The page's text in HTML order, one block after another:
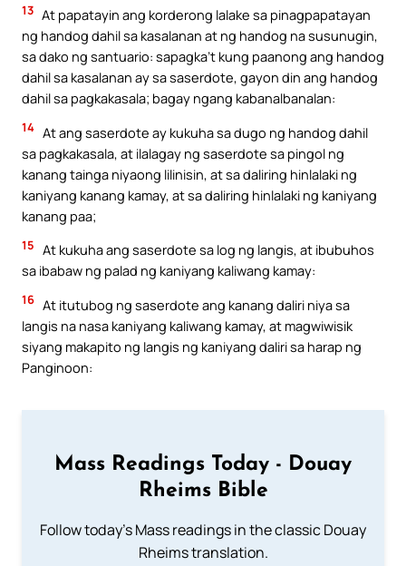
13 At papatayin ang korderong lalake sa pinagpapatayan
ng handog dahil sa kasalanan at ng handog na susunugin,
sa dako ng santuario: sapagka’t kung paanong ang handog
dahil sa kasalanan ay sa saserdote, gayon din ang handog
dahil sa pagkakasala; bagay ngang kabanalbanalan:
14 At ang saserdote ay kukuha sa dugo ng handog dahil
sa pagkakasala, at ilalagay ng saserdote sa pingol ng
kanang tainga niyaong lilinisin, at sa daliring hinlalaki ng
kaniyang kanang kamay, at sa daliring hinlalaki ng kaniyang
kanang paa;
15 At kukuha ang saserdote sa log ng langis, at ibubuhos
sa ibabaw ng palad ng kaniyang kaliwang kamay:
16 At itutubog ng saserdote ang kanang daliri niya sa
langis na nasa kaniyang kaliwang kamay, at magwiwisik
siyang makapito ng langis ng kaniyang daliri sa harap ng
Panginoon:
Mass Readings Today - Douay
Rheims Bible
Follow today's Mass readings in the classic Douay
Rheims translation.